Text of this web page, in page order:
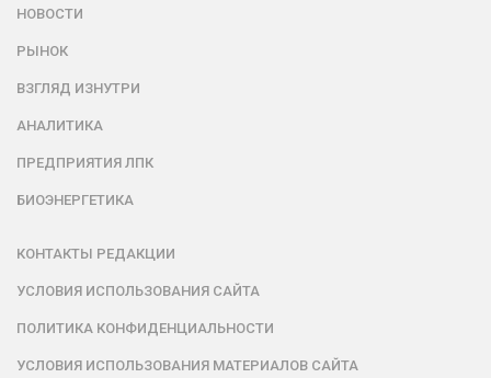
НОВОСТИ
РЫНОК
ВЗГЛЯД ИЗНУТРИ
АНАЛИТИКА
ПРЕДПРИЯТИЯ ЛПК
БИОЭНЕРГЕТИКА
КОНТАКТЫ РЕДАКЦИИ
УСЛОВИЯ ИСПОЛЬЗОВАНИЯ САЙТА
ПОЛИТИКА КОНФИДЕНЦИАЛЬНОСТИ
УСЛОВИЯ ИСПОЛЬЗОВАНИЯ МАТЕРИАЛОВ САЙТА